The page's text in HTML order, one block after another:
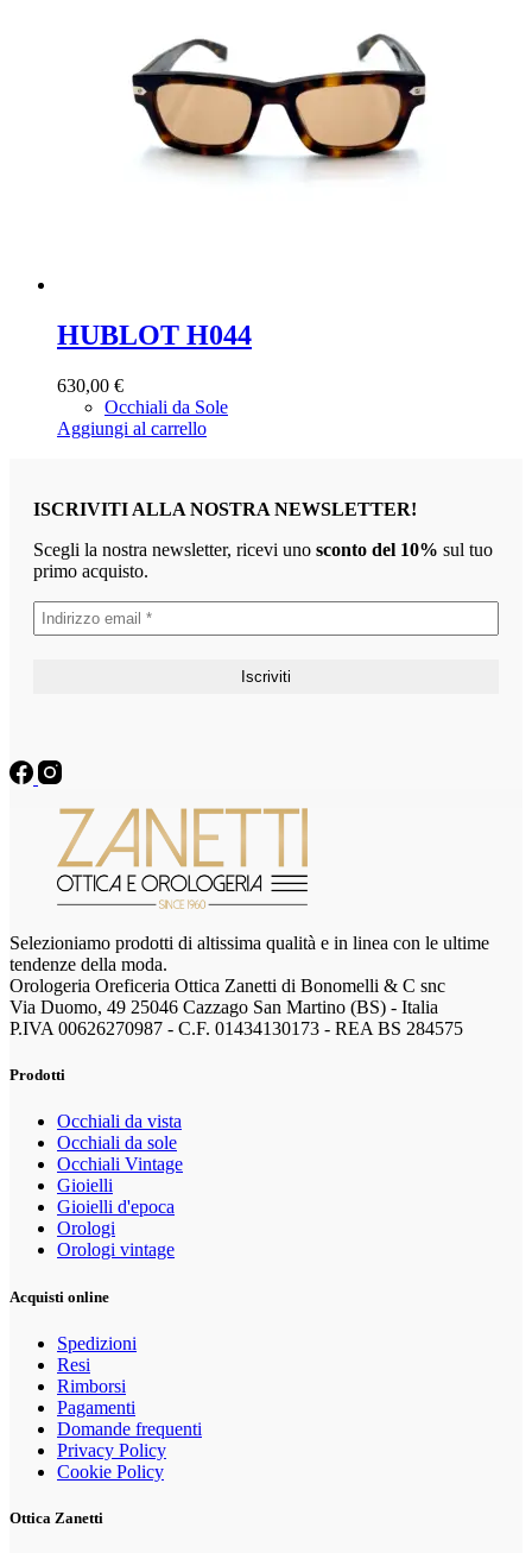
HUBLOT H044
630,00 €
Occhiali da Sole
Aggiungi al carrello
ISCRIVITI ALLA NOSTRA NEWSLETTER!
Scegli la nostra newsletter, ricevi uno sconto del 10% sul tuo
primo acquisto.
Selezioniamo prodotti di altissima qualità e in linea con le ultime
tendenze della moda.
Orologeria Oreficeria Ottica Zanetti di Bonomelli & C snc
Via Duomo, 49 25046 Cazzago San Martino (BS) - Italia
P.IVA 00626270987 - C.F. 01434130173 - REA BS 284575
Prodotti
Occhiali da vista
Occhiali da sole
Occhiali Vintage
Gioielli
Gioielli d'epoca
Orologi
Orologi vintage
Acquisti online
Spedizioni
Resi
Rimborsi
Pagamenti
Domande frequenti
Privacy Policy
Cookie Policy
Ottica Zanetti